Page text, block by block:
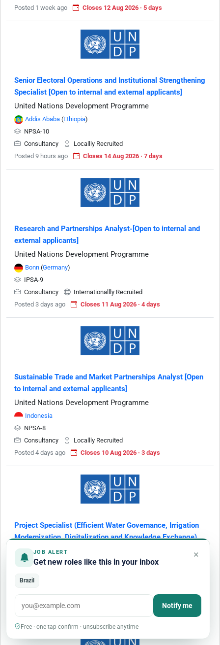
Posted 1 week ago
Closes 12 Aug 2026 · 5 days
Senior Electoral Operations and Institutional Strengthening
Specialist [Open to internal and external applicants]
United Nations Development Programme
Addis Ababa (Ethiopia)
NPSA-10
Consultancy
Locallly Recruited
Posted 9 hours ago
Closes 14 Aug 2026 · 7 days
Research and Partnerships Analyst-[Open to internal and
external applicants]
United Nations Development Programme
Bonn (Germany)
IPSA-9
Consultancy
Internationallly Recruited
Posted 3 days ago
Closes 11 Aug 2026 · 4 days
Sustainable Trade and Market Partnerships Analyst [Open
to internal and external applicants]
United Nations Development Programme
Indonesia
NPSA-8
Consultancy
Locallly Recruited
Posted 4 days ago
Closes 10 Aug 2026 · 3 days
Project Specialist (Efficient Water Governance, Irrigation
Modernization, Digitalization and Knowledge Exchange)
[Open to internal and external applicants]
United Nations Development Programme
Nukus
Posted 1 week ago
Closes 7 Aug 2026 · today
JOB ALERT
Get new roles like this in your inbox
×
Brazil
Notify me
Free · one-tap confirm · unsubscribe anytime